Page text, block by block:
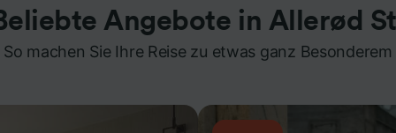
Angebote in Allerød
So machen Sie Ihre Reise zu etwas ganz Besonderem